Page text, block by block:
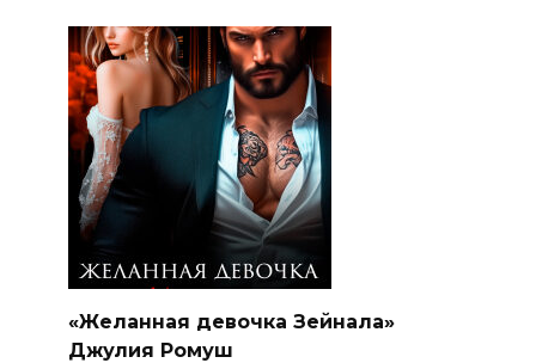
«Желанная девочка Зейнала»
Джулия Ромуш